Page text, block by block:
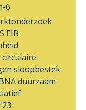
6
EIB
circulaire
sloopbestek
BNAduurzaam